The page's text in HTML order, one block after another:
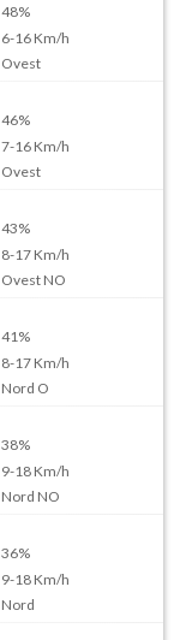
48%
6-16Km/h
Ovest
46%
7-16Km/h
Ovest
43%
8-17Km/h
Ovest NO
41%
8-17Km/h
Nord O
38%
9-18Km/h
Nord NO
36%
9-18Km/h
Nord